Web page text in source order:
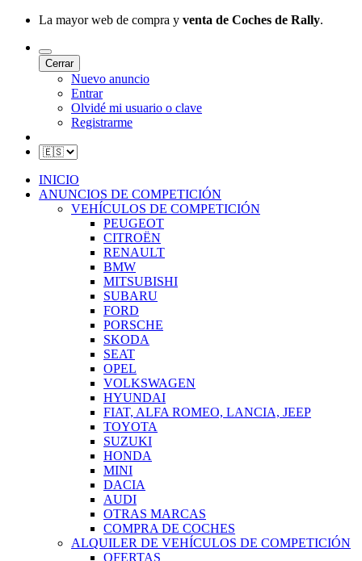
La mayor web de compra y venta de Coches de Rally.
Cerrar
Nuevo anuncio
Entrar
Olvidé mi usuario o clave
Registrarme
INICIO
ANUNCIOS DE COMPETICIÓN
VEHÍCULOS DE COMPETICIÓN
PEUGEOT
CITROËN
RENAULT
BMW
MITSUBISHI
SUBARU
FORD
PORSCHE
SKODA
SEAT
OPEL
VOLKSWAGEN
HYUNDAI
FIAT, ALFA ROMEO, LANCIA, JEEP
TOYOTA
SUZUKI
HONDA
MINI
DACIA
AUDI
OTRAS MARCAS
COMPRA DE COCHES
ALQUILER DE VEHÍCULOS DE COMPETICIÓN
OFERTAS